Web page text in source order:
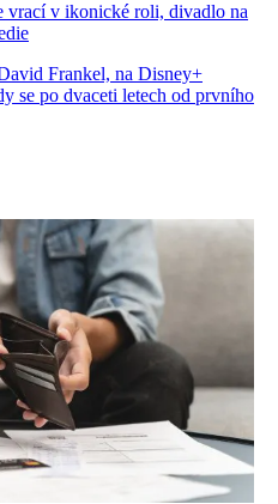
vrací v ikonické roli, divadlo na
Frankel, na Disney+
se po dvaceti letech od prvního